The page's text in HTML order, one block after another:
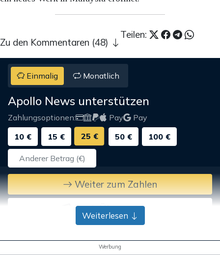
Teilen:
Zu den Kommentaren (48)
Einmalig Monatlich
Apollo News unterstützen
Zahlungsoptionen: Pay
Pay
10 €
15 € 25 € 50 € 100 €
Weiter zum Zahlen
Bank-Überweisung
Weiterlesen
Werbung